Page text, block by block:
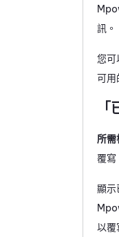
訊。
您可
可用
所需
覆寫
顯示
以覆